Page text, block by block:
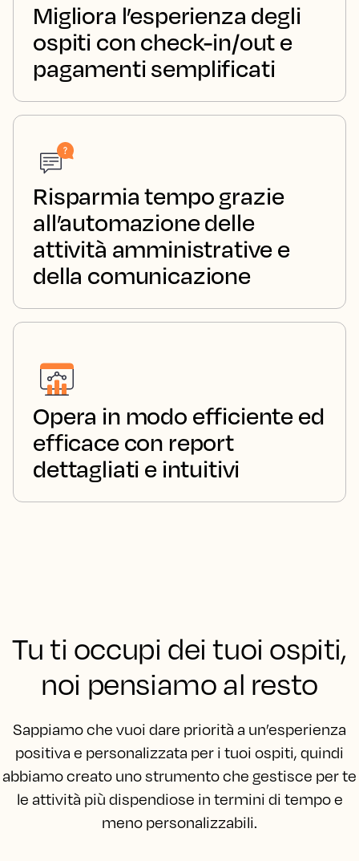
Migliora l’esperienza degli
ospiti con check-in/out e
pagamenti semplificati
Risparmia tempo grazie
all’automazione delle
attività amministrative e
della comunicazione
Opera in modo efficiente ed
efficace con report
dettagliati e intuitivi
Tu ti occupi dei tuoi ospiti,
noi pensiamo al resto
Sappiamo che vuoi dare priorità a un’esperienza
positiva e personalizzata per i tuoi ospiti, quindi
abbiamo creato uno strumento che gestisce per te
le attività più dispendiose in termini di tempo e
meno personalizzabili.